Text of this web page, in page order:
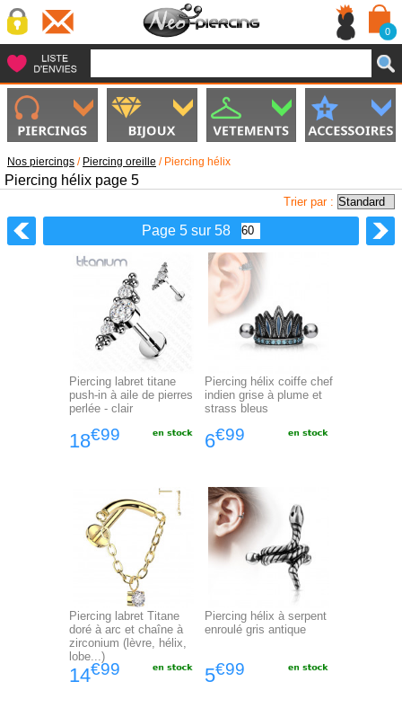
0
Nos piercings / Piercing oreille / Piercing hélix
Piercing hélix page 5
Trier par :
Page 5 sur 58
Piercing labret titane
push-in à aile de pierres
perlée - clair
18€99
Piercing hélix coiffe chef
indien grise à plume et
strass bleus
6€99
Piercing labret Titane
doré à arc et chaîne à
zirconium (lèvre, hélix,
lobe...)
14€99
Piercing hélix à serpent
enroulé gris antique
5€99